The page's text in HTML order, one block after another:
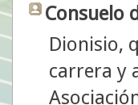
Consuelo
Dionisio,
carrera y